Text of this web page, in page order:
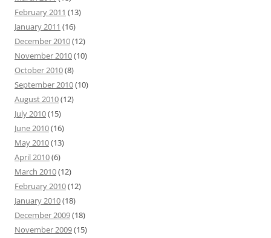
February 2011 (13)
January 2011 (16)
December 2010(12)
November 2010(10)
October 2010(8)
September 2010(10)
August 2010(12)
July 2010(15)
June 2010(16)
May 2010(13)
April 2010(6)
March 2010(12)
February 2010(12)
January 2010(18)
December 2009(18)
November 2009(15)